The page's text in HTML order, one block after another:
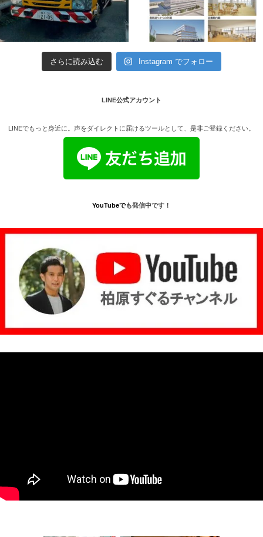
さらに読み込む Instagram でフォロー
LINE公式アカウント
LINEでもっと身近に。声をダイレクトに届けるツールとして、是非ご登録ください。
YouTubeでも発信中です！